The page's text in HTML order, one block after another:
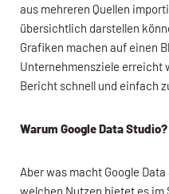
aus mehreren Quellen
übersichtlich darstellen
Grafiken machen auf einen
Unternehmensziele erreicht
Bericht schnell und einfach
Warum Google Data Studio?
Aber was macht Google
welchen Nutzen bietet es im